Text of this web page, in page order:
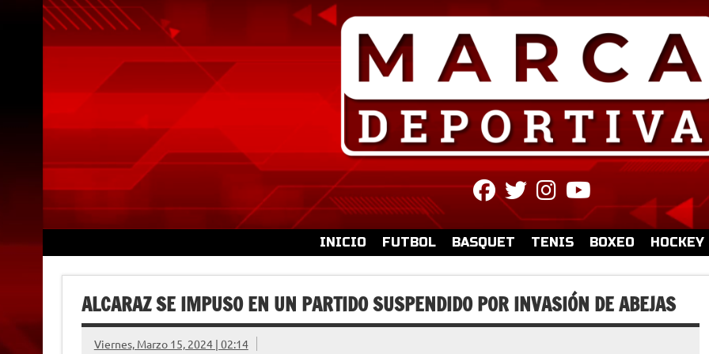
fab
fa-
facebook
fab
fa-
twitter
fab
fa-
instagram
fa-
youtube
INICIO FUTBOL BASQUET TENIS BOXEO HOCKEY
ALCARAZ SE IMPUSO EN UN PARTIDO SUSPENDIDO POR INVASIÓN DE ABEJAS
Viernes, Marzo 15, 2024 | 02:14